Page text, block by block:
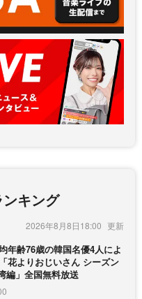
キング
2026年8月8日18:00
年齢76歳の韓国名優4人によ
花よりおじいさん シーズン
編」全国無料放送